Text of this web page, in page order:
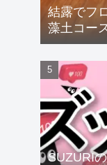
結露でフ
藻土コー
SUZURI